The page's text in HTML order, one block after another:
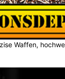
Waffen,